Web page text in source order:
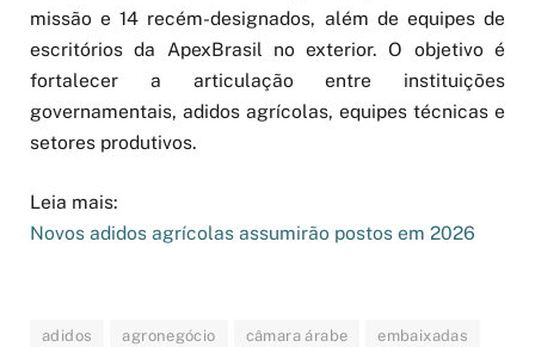
missão e 14 recém-designados, além de equipes de
escritórios da ApexBrasil no exterior. O objetivo é
fortalecer a articulação entre instituições
governamentais, adidos agrícolas, equipes técnicas e
setores produtivos.
Leia mais:
Novos adidos agrícolas assumirão postos em 2026
adidos agronegócio câmara árabe embaixadas